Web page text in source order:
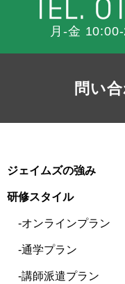
月-金
問い
ジェイムズの強み
研修スタイル
オンラインプラン
通学プラン
講師派遣プラン